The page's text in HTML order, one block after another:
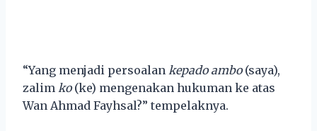
“Yang menjadi persoalan kepado ambo(saya),
zalim ko(ke) mengenakan hukuman ke atas
Wan Ahmad Fayhsal?” tempelaknya.